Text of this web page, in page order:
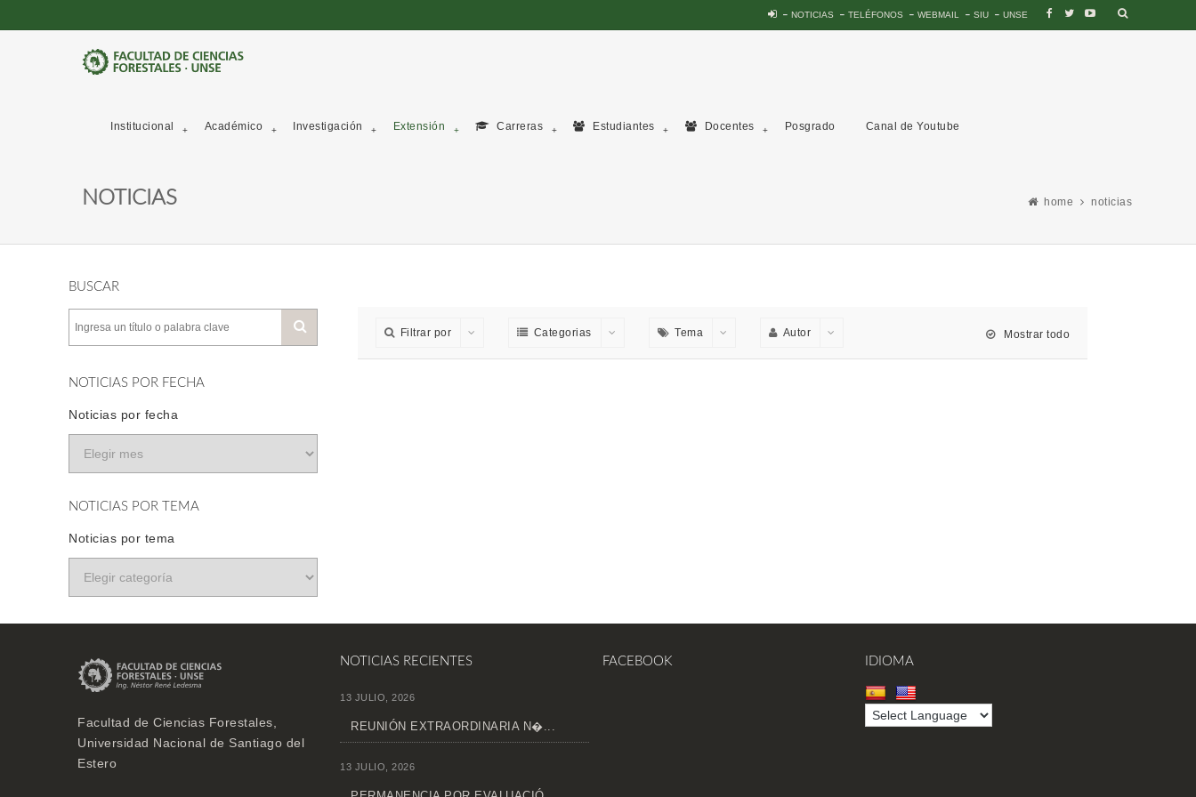
NOTICIAS TELÉFONOS WEBMAIL SIU UNSE
Institucional Académico Investigación Extensión Carreras Estudiantes Docentes Posgrado Canal de Youtube
NOTICIAS home noticias
BUSCAR
NOTICIAS POR FECHA
Noticias por fecha
NOTICIAS POR TEMA
Noticias por tema
Filtrar por Categorias Tema Autor Mostrar todo
Facultad de Ciencias Forestales,
Universidad Nacional de Santiago del
Estero
NOTICIAS RECIENTES
13 JULIO, 2026
REUNIÓN EXTRAORDINARIA N�...
13 JULIO, 2026
FACEBOOK IDIOMA